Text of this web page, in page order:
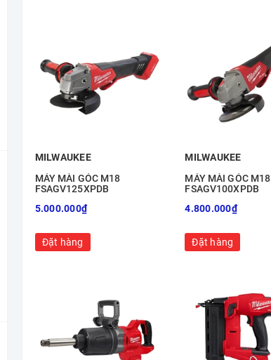
MILWAUKEE
MÁY MÀI GÓC M18
FSAGV125XPDB
5.000.000₫
Đặt hàng
MILWAUKEE
MÁY MÀI GÓC M18
FSAGV100XPDB
4.800.000₫
Đặt hàng